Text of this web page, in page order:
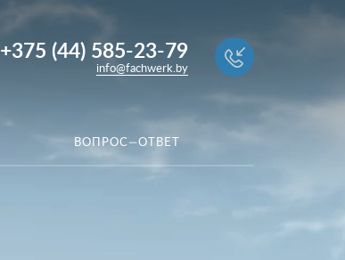
+375 (44) 585-23-79
info@fachwerk.by
ВОПРОС—ОТВЕТ